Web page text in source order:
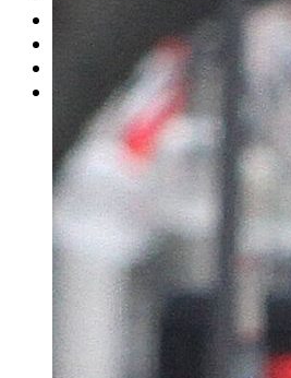
Rätsel
Newsletter
E-Paper